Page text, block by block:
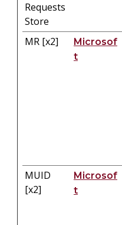
Requests
Store
MR [x2]
Microsof
t
MUID
[x2]
Microsof
t